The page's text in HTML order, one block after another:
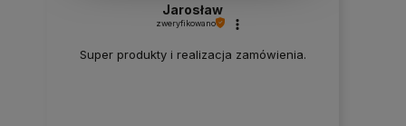
Jarosław
zweryfikowano
Super produkty i realizacja zamówienia.